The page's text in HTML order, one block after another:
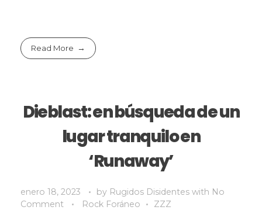
Read More
Dieblast: en búsqueda de un
lugar tranquilo en
‘Runaway’
enero 18, 2023 by Rugidos Disidentes with No
Comment
Rock Foráneo ZZZ